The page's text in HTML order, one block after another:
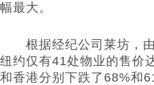
幅最大。
根据经纪公司莱坊，由
纽约仅有41处物业的售价
和香港分别下跌了68%和